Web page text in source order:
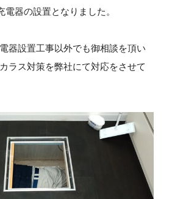
電器の設置となりました。
器設置工事以外でも御相談を頂い
ラス対策を弊社にて対応をさせて